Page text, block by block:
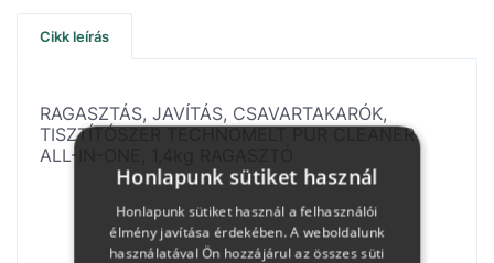
Cikk leírás
RAGASZTÁS, JAVÍTÁS, CSAVARTAKARÓK,
TISZTÍTÓSZER TECHNOMELT PUR CLEANER
ALL-IN-ONE, 1,4kg RAGASZTÓ
Honlapunk sütiket használ
Honlapunk sütiket használ a felhasználói
élmény javítása érdekében. A weboldalunk
használatával Ön hozzájárul az összes süti